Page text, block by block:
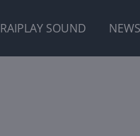
RAIPLAY SOUND NEWS